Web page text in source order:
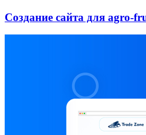
Создание сайта для agro-